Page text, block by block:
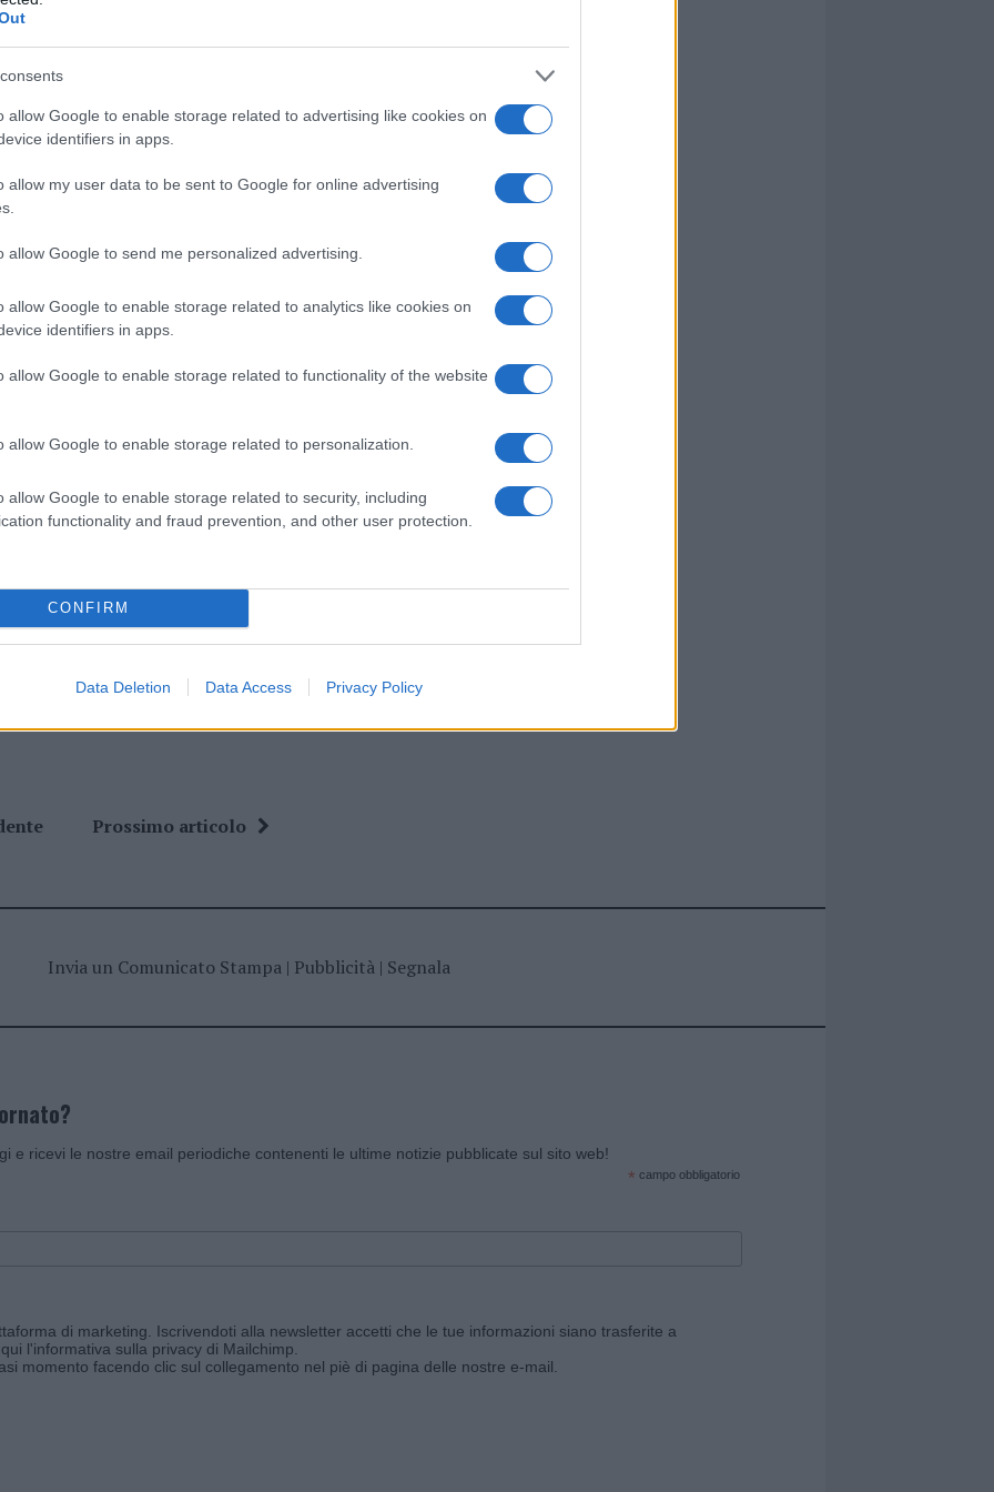
allow Google to enable storage related to advertising like cookies on
identifiers in apps.
allow my user data to be sent to Google for online advertising
allow Google to send me personalized advertising.
allow Google to enable storage related to analytics like cookies on
identifiers in apps.
allow Google to enable storage related to functionality of the website
allow Google to enable storage related to personalization.
allow Google to enable storage related to security, including
functionality and fraud prevention, and other user protection.
CONFIRM
Data Deletion Data Access Privacy Policy
nella sezione
Notizie La Maddalena Strade La Maddalena
i tuoi video e le tue foto
+39 345 356 7512
di GalluraOggi.it
news daGoogle News
Prossimo articolo
Invia un Comunicato Stampa| Pubblicità| Segnala
e ricevi le nostre email periodiche contenenti le ultime notizie pubblicate sul sito web!
* campo obbligatorio
di marketing. Iscrivendoti alla newsletter accetti che le tue informazioni siano trasferite a
l'informativa sulla privacy di Mailchimp
momento facendo clic sul collegamento nel piè di pagina delle nostre e-mail.